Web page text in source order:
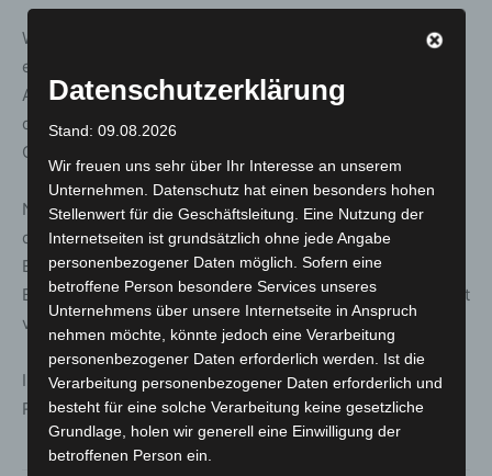
Während des Einsatzes retteten die Feuerwehrkräfte
eine Katze aus der verrauchten Brandwohnung. Im
Anschluss wurden umfangreiche Lüftungsmaßnahmen
durchgeführt, um Rauch und Brandgase aus dem
Gebäude zu entfernen.
Nach Abschluss der Maßnahmen übergab die Feuerwehr
die Einsatzstelle an die Polizei, die die weiteren
Ermittlungen übernommen hat. Angaben zur
Brandursache und zur Schadenshöhe liegen derzeit nicht
vor.
Insgesamt waren 15 Fahrzeuge von Feuerwehr und
Rettungsdienst mit rund 45 Einsatzkräften im Einsatz.
Datenschutzerklärung
Stand: 09.08.2026
Wir freuen uns sehr über Ihr Interesse an unserem
Unternehmen. Datenschutz hat einen besonders hohen
Stellenwert für die Geschäftsleitung. Eine Nutzung der
Internetseiten ist grundsätzlich ohne jede Angabe
personenbezogener Daten möglich. Sofern eine
betroffene Person besondere Services unseres
Unternehmens über unsere Internetseite in Anspruch
nehmen möchte, könnte jedoch eine Verarbeitung
personenbezogener Daten erforderlich werden. Ist die
Verarbeitung personenbezogener Daten erforderlich und
besteht für eine solche Verarbeitung keine gesetzliche
Grundlage, holen wir generell eine Einwilligung der
betroffenen Person ein.